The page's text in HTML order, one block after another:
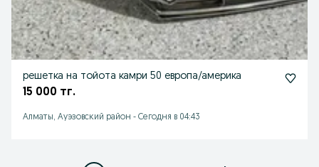
решетка на тойота камри 50 европа/америка
15 000 тг.
Алматы, Ауэзовский район - Сегодня в 04:43